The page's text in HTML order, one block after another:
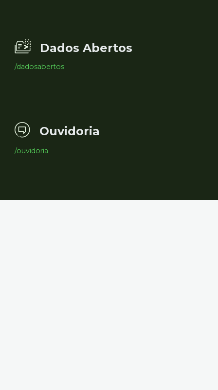
Dados Abertos
/dadosabertos
Ouvidoria
/ouvidoria